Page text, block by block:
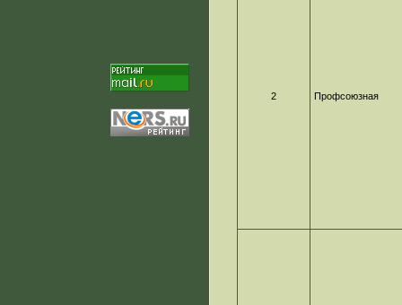
2 Профсоюзная